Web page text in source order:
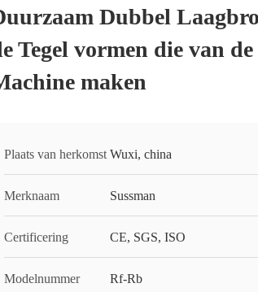
Dubbel
Tegel vormen die van
maken
Plaats van herkomst Wuxi, china
Merknaam Sussman
Certificering CE, SGS, ISO
Modelnummer Rf-Rb